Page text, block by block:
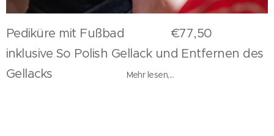
Pediküre mit Fußbad €77,50
inklusive So Polish Gellack und Entfernen des
Gellacks
Mehr lesen,...